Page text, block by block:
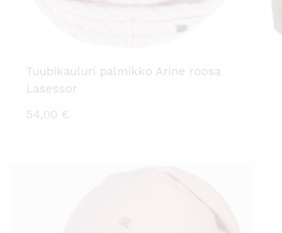
Tuubikauluri palmikko Arine roosa
Lasessor
54,00 €